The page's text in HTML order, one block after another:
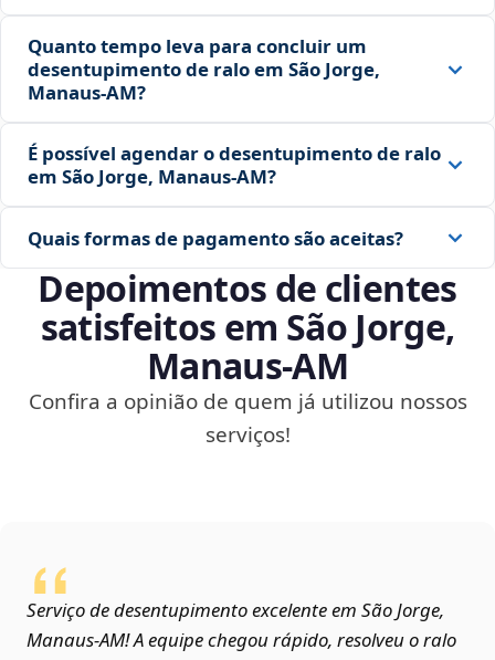
Quanto tempo leva para concluir um
desentupimento de ralo em São Jorge,
Manaus‑AM?
É possível agendar o desentupimento de ralo
em São Jorge, Manaus‑AM?
Quais formas de pagamento são aceitas?
Depoimentos de clientes
satisfeitos em São Jorge,
Manaus‑AM
Confira a opinião de quem já utilizou nossos
serviços!
Serviço de desentupimento excelente em São Jorge,
Manaus‑AM! A equipe chegou rápido, resolveu o ralo